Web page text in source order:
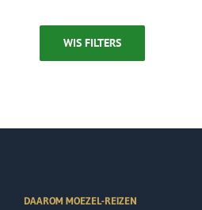
WIS FILTERS
DAAROM MOEZEL-REIZEN